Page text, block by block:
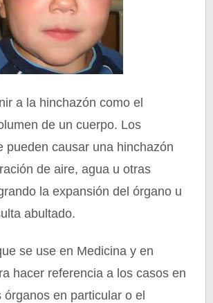
a la hinchazón como el
de un cuerpo. Los
pueden causar una hinchazón
de aire, agua u otras
la expansión del órgano u
abultado.
se use en Medicina y en
hacer referencia a los casos en
en particular o el